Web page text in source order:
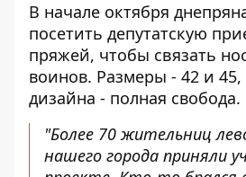
В начале октября
посетить депутатскую
пряжей, чтобы связать
воинов. Размеры - 42 и 45,
дизайна - полная свобода.
"Более 70 жительниц
нашего города приняли